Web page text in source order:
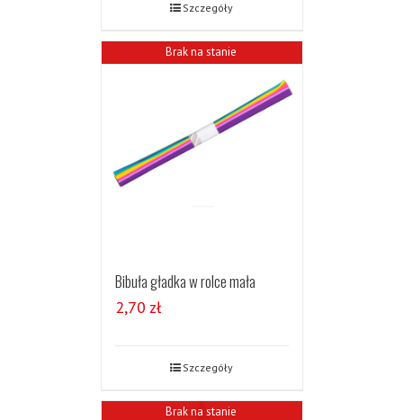
Szczegóły
Brak na stanie
Bibuła gładka w rolce mała
2,70 zł
Szczegóły
Brak na stanie